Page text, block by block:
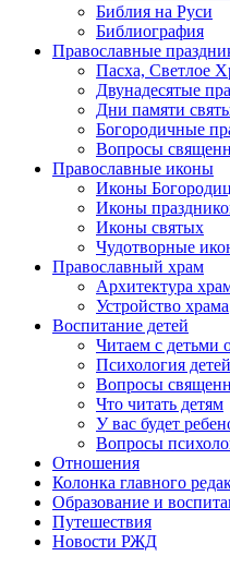
Библия на Руси
Библиография
Православные
Пасха, Светлое
Двунадесятые
Дни памяти
Богородичные
Вопросы
Православные иконы
Иконы
Иконы
Иконы святых
Чудотворные
Православный храм
Архитектура
Устройство храма
Воспитание детей
Читаем с детьми
Психология детей
Вопросы
Что читать детям
У вас будет
Вопросы
Отношения
Колонка главного
Образование и
Путешествия
Новости РЖД